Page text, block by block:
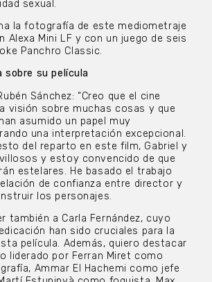
sexual.
la fotografía de este mediometraje
Alexa Mini LF y con un juego de seis
Panchro Classic.
sobre su película
Sánchez: “Creo que el cine
visión sobre muchas cosas y que
asumido un papel muy
una interpretación excepcional.
del reparto en este film, Gabriel y
y estoy convencido de que
estelares. He basado el trabajo
de confianza entre director y
los personajes.
también a Carla Fernández, cuyo
han sido cruciales para la
película. Además, quiero destacar
liderado por Ferran Miret como
Ammar El Hachemi como jefe